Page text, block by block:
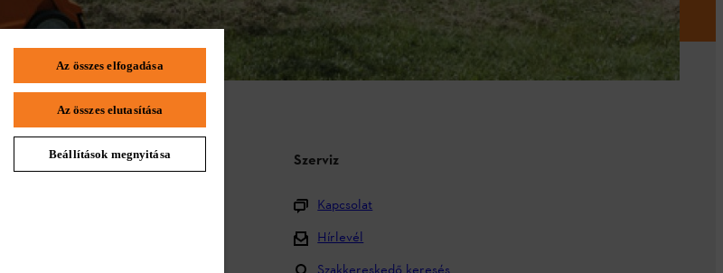
STIHL GYIK Szerviz
Kapcsolat
Hírlevél
Az összes elfogadása
Az összes elutasítása
Beállítások megnyitása